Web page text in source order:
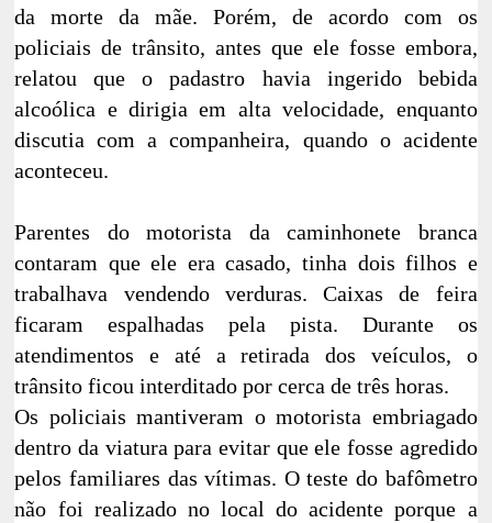
da morte da mãe. Porém, de acordo com os
policiais de trânsito, antes que ele fosse embora,
relatou que o padastro havia ingerido bebida
alcoólica e dirigia em alta velocidade, enquanto
discutia com a companheira, quando o acidente
aconteceu.
Parentes do motorista da caminhonete branca
contaram que ele era casado, tinha dois filhos e
trabalhava vendendo verduras. Caixas de feira
ficaram espalhadas pela pista. Durante os
atendimentos e até a retirada dos veículos, o
trânsito ficou interditado por cerca de três horas.
Os policiais mantiveram o motorista embriagado
dentro da viatura para evitar que ele fosse agredido
pelos familiares das vítimas. O teste do bafômetro
não foi realizado no local do acidente porque a